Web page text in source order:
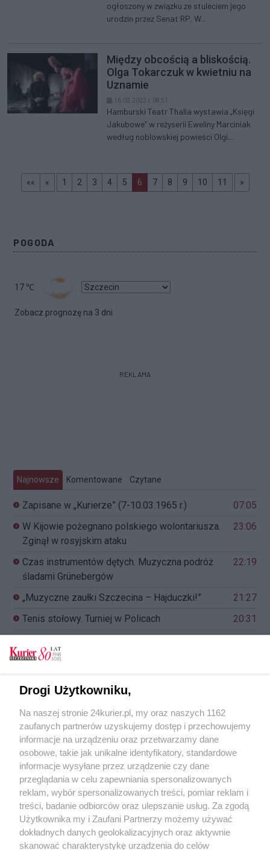
ogłoszony w związku ze stuleciem jego
urodzin przez Senat RP. W...
Między obcością a bliskością.
Olga Tokarczuk w kwietniu na
Uznamie
16.02.2022 r. 08:51
Hamburski Teatr Thalia wystawia „Księgi
Jakubowe” w reżyserii Eweliny Marciniak
według noblowskiej powieści Olgi...
««Pierwsza
«prev
1 2 3 4 5 6(aktualna)
7 8 9 10 11 »>>
POGODA
17 ℃
Zobacz prognozę na 3 dni
REKLAMA
Najnowsze Komentowane Czytane
Zapisane w „Kurierze” (7-10.03.1965 r.)
07:05
W Kijowie pożegnano polskiego wolontariusza.
Zginął w rosyjskim ataku
23:06
Czas instrumentów dętych. Muzyczna podróż
śladami Grünebergów
22:19
„Muzyczne zaułki Szczecina – Hajduczki!”
21:27
Tenis stołowy. Turniej w Policach
20:31
Mityczne Wały Chrobrego. Udany powrót
Różanka zaprasza. Weekend pełen atrakcji
Obłęd. Trans. Psychodelia. Na Łące Kany
REKLAMA
Drogi Użytkowniku,
Na naszej stronie 24kurier.pl, my oraz naszych 1162
zaufanych partnerów uzyskujemy dostęp i przechowujemy
informacje na urządzeniu oraz przetwarzamy dane
osobowe, takie jak unikalne identyfikatory, standardowe
informacje wysyłane przez urządzenie czy dane
przeglądania w celu zapewniania spersonalizowanych
reklam, wybór spersonalizowanych treści, pomiar reklam i
treści, badanie odbiorców oraz ulepszanie usług. Za zgodą
Użytkownika my i Zaufani Partnerzy możemy używać
dokładnych danych geolokalizacyjnych oraz aktywnie
skanować charakterystykę urządzenia do celów